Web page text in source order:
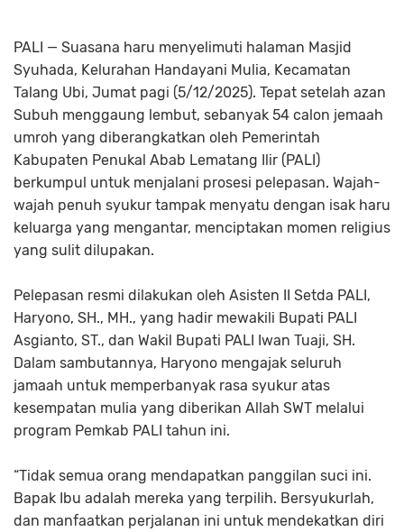
PALI — Suasana haru menyelimuti halaman Masjid
Syuhada, Kelurahan Handayani Mulia, Kecamatan
Talang Ubi, Jumat pagi (5/12/2025). Tepat setelah azan
Subuh menggaung lembut, sebanyak 54 calon jemaah
umroh yang diberangkatkan oleh Pemerintah
Kabupaten Penukal Abab Lematang Ilir (PALI)
berkumpul untuk menjalani prosesi pelepasan. Wajah-
wajah penuh syukur tampak menyatu dengan isak haru
keluarga yang mengantar, menciptakan momen religius
yang sulit dilupakan.
Pelepasan resmi dilakukan oleh Asisten II Setda PALI,
Haryono, SH., MH., yang hadir mewakili Bupati PALI
Asgianto, ST., dan Wakil Bupati PALI Iwan Tuaji, SH.
Dalam sambutannya, Haryono mengajak seluruh
jamaah untuk memperbanyak rasa syukur atas
kesempatan mulia yang diberikan Allah SWT melalui
program Pemkab PALI tahun ini.
“Tidak semua orang mendapatkan panggilan suci ini.
Bapak Ibu adalah mereka yang terpilih. Bersyukurlah,
dan manfaatkan perjalanan ini untuk mendekatkan diri